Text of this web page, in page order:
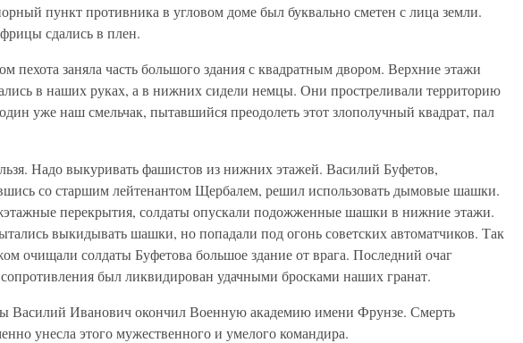
пункт противника в угловом доме был буквально сметен с лица земли.
сдались в плен.
пехота заняла часть большого здания с квадратным двором. Верхние этажи
в наших руках, а в нижних сидели немцы. Они простреливали территорию
уже наш смельчак, пытавшийся преодолеть этот злополучный квадрат, пал
Надо выкуривать фашистов из нижних этажей. Василий Буфетов,
со старшим лейтенантом Щербалем, решил использовать дымовые шашки.
перекрытия, солдаты опускали подожженные шашки в нижние этажи.
выкидывать шашки, но попадали под огонь советских автоматчиков. Так
очищали солдаты Буфетова большое здание от врага. Последний очаг
был ликвидирован удачными бросками наших гранат.
Василий Иванович окончил Военную академию имени Фрунзе. Смерть
унесла этого мужественного и умелого командира.